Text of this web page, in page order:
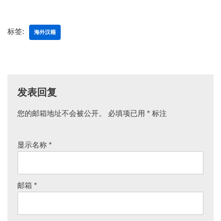
标签: 海外汉籍
发表回复
您的邮箱地址不会被公开。 必填项已用 * 标注
显示名称 *
邮箱 *